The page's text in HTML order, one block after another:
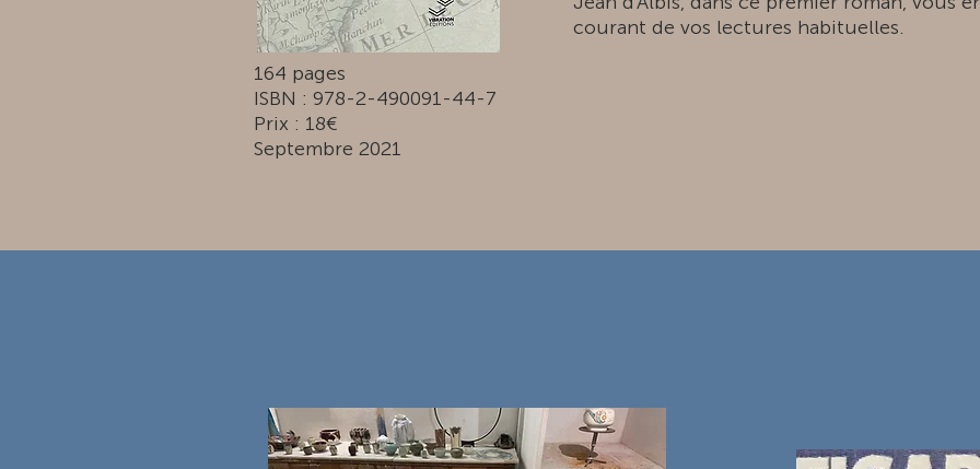
164 pages
ISBN : 978-2-490091-44-7
Prix : 18€
Septembre 2021
courant de vos lectures habituelles.